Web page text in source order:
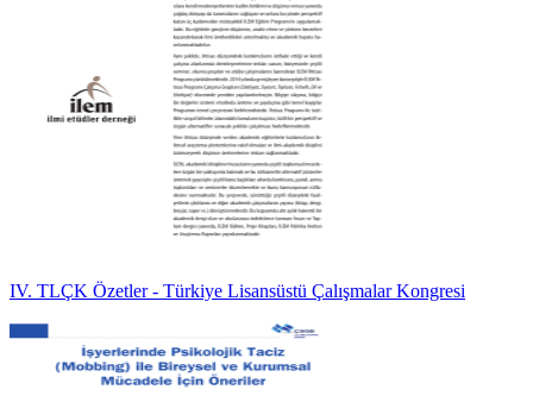
IV. TLÇK Özetler - Türkiye Lisansüstü Çalışmalar Kongresi